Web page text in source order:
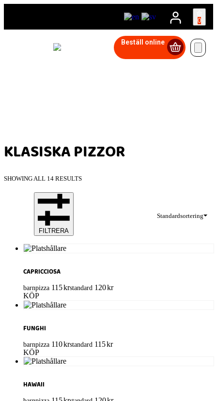
0
Beställ online
KLASISKA PIZZOR
SHOWING ALL 14 RESULTS
Standardsortering
FILTRERA
CAPRICCIOSA
barnpizza 115krstandard 120kr
KÖP
FUNGHI
barnpizza 110krstandard 115kr
KÖP
HAWAII